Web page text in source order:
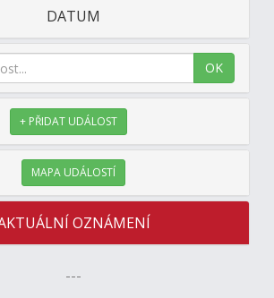
DATUM
OK
+ PŘIDAT UDÁLOST
MAPA UDÁLOSTÍ
OZNÁMENÍ
---